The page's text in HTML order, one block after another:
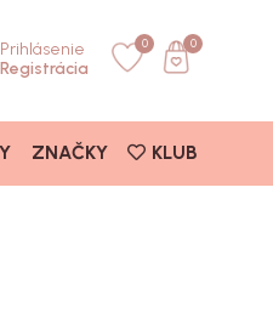
Prihlásenie
Registrácia
0 0
ZNAČKY KLUB